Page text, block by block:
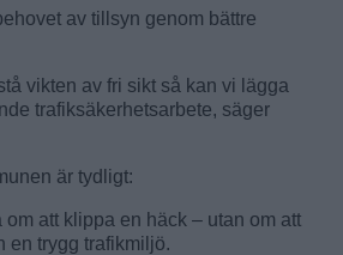
av tillsyn genom bättre
vikten av fri sikt så kan vi lägga
trafiksäkerhetsarbete, säger
är tydligt:
om att klippa en häck – utan om att
en trygg trafikmiljö.